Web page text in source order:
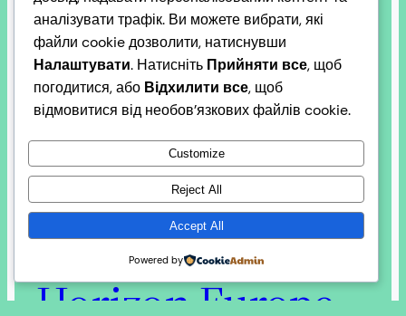
протесту молдавської влади у зв’язку з нападом
Російської Федерації на Новодністровський
гідроелектрокомплекс в Україні, 7 березня 2026
року. Республіка Молдова рішуче засуджує цей
напад, який спричинив витоки нафтопродуктів у
річці Дністер, що створив великі ризики для
довкілля та безпеки…
Horizon Europe
аналізувати трафік. Ви можете вибрати, які
файли cookie дозволити, натиснувши
Налаштувати. Натисніть Прийняти все, щоб
погодитися, або Відхилити все, щоб
відмовитися від необов’язкових файлів cookie.
Customize
Reject All
Accept All
Powered by